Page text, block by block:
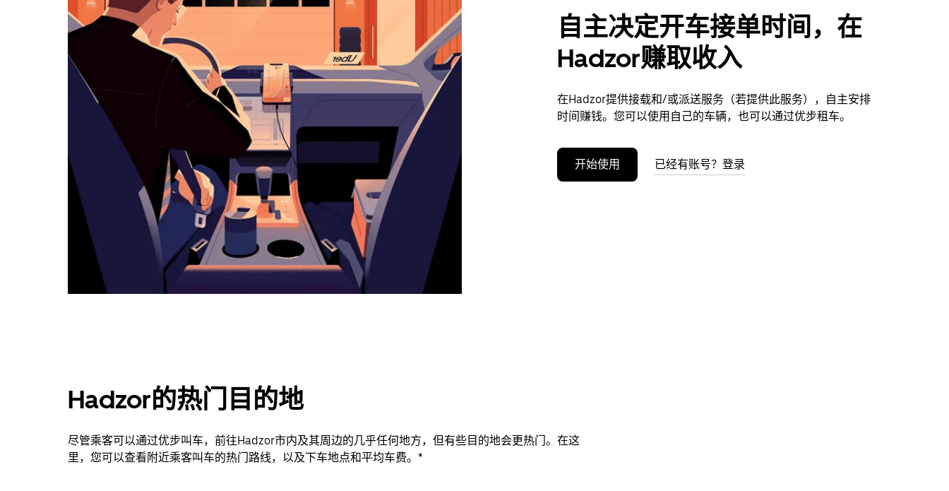
日
期。
退
日
历。
自主决定开车接单时间，在
Hadzor赚取收入
在Hadzor提供接载和/或派送服务（若提供此服务），自主安排
时间赚钱。您可以使用自己的车辆，也可以通过优步租车。
开始使用 已经有账号？登录
Hadzor的热门目的地
尽管乘客可以通过优步叫车，前往Hadzor市内及其周边的几乎任何地方，但有些目的地会更热门。在这
里，您可以查看附近乘客叫车的热门路线，以及下车地点和平均车费。*